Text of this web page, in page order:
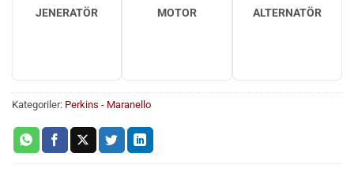
JENERATÖR MOTOR ALTERNATÖR
Kategoriler: Perkins - Maranello